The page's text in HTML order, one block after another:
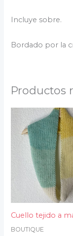
Incluye sobre.
Bordado por la
Productos
Cuello tejido a
BOUTIQUE